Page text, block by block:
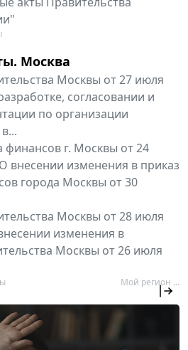
Москва
Москвы от 27 июля
согласовании и
по организации
финансов г. Москвы от 24
внесении изменения в приказ
города Москвы от 30
Москвы от 28 июля
изменения в
Москвы от 26 июля
Мой регион ...